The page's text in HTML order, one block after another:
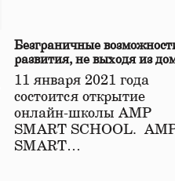
Безграничные
развития, не выходя из
11 января 2021 года
состоится открытие
онлайн-школы АМР
SMART SCHOOL.
SMART…